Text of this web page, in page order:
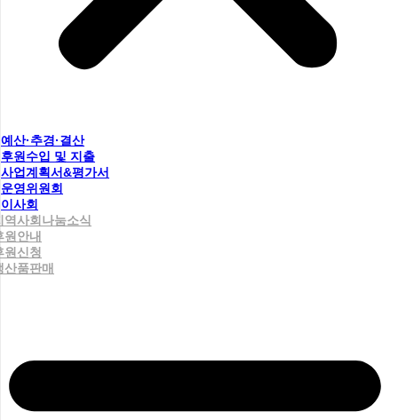
예산·추경·결산
후원수입 및 지출
사업계획서&평가서
운영위원회
이사회
역사회나눔소식
원안내
원신청
산품판매